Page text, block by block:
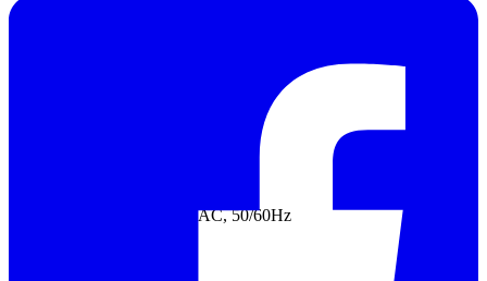
Power supply: 100V-240V AC, 50/60Hz